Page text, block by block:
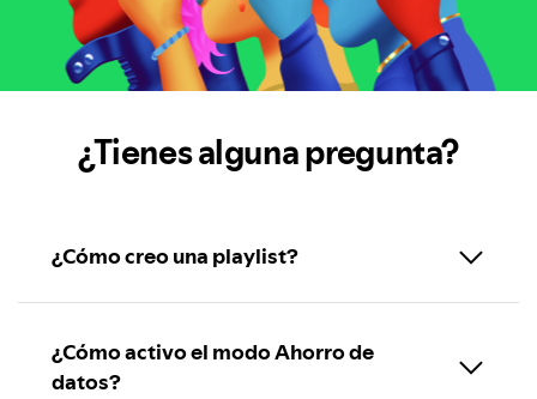
¿Tienes alguna pregunta?
¿Cómo creo una playlist?
¿Cómo activo el modo Ahorro de
datos?